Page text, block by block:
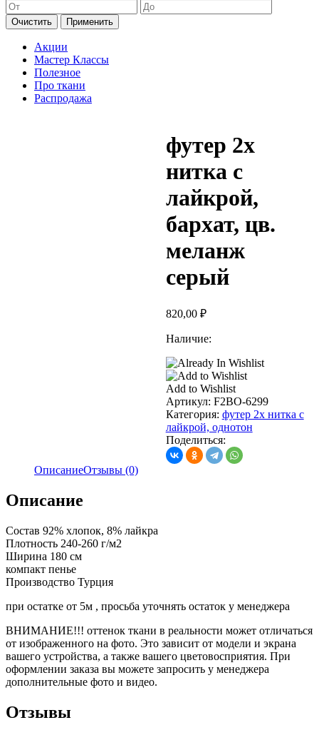
Очистить Применить
Акции
Мастер Классы
Полезное
Про ткани
Распродажа
футер 2х
нитка с
лайкрой,
бархат, цв.
меланж
серый
820,00 ₽
Наличие:
Add to Wishlist
Артикул: F2BO-6299
Категория: футер 2х нитка с
лайкрой, однотон
Поделиться:
ОписаниеОтзывы (0)
Описание
Состав 92% хлопок, 8% лайкра
Плотность 240-260 г/м2
Ширина 180 см
компакт пенье
Производство Турция
при остатке от 5м , просьба уточнять остаток у менеджера
ВНИМАНИЕ!!! оттенок ткани в реальности может отличаться
от изображенного на фото. Это зависит от модели и экрана
вашего устройства, а также вашего цветовосприятия. При
оформлении заказа вы можете запросить у менеджера
дополнительные фото и видео.
Отзывы